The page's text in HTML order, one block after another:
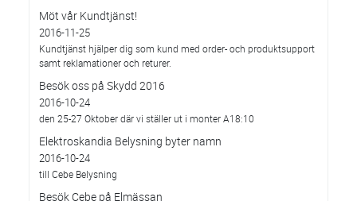
Möt vår Kundtjänst!
2016-11-25
Kundtjänst hjälper dig som kund med order- och produktsupport
samt reklamationer och returer.
Besök oss på Skydd 2016
2016-10-24
den 25-27 Oktober där vi ställer ut i monter A18:10
Elektroskandia Belysning byter namn
2016-10-24
till Cebe Belysning
Besök Cebe på Elmässan